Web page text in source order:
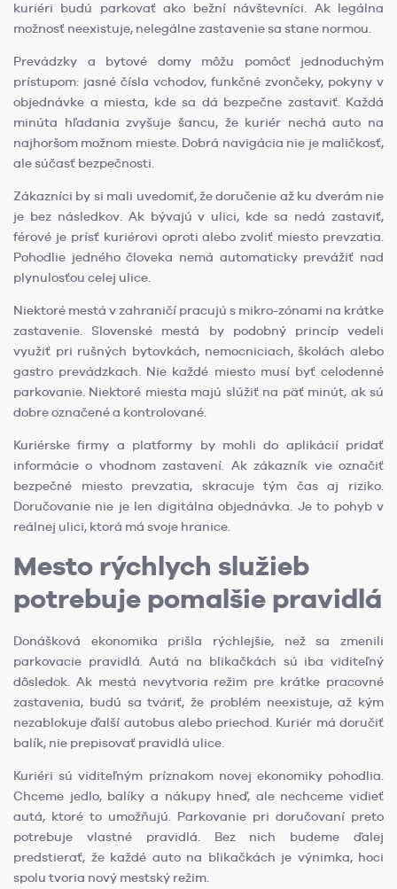
kuriéri budú parkovať ako bežní návštevníci. Ak legálna
možnosť neexistuje, nelegálne zastavenie sa stane normou.
Prevádzky a bytové domy môžu pomôcť jednoduchým
prístupom: jasné čísla vchodov, funkčné zvončeky, pokyny v
objednávke a miesta, kde sa dá bezpečne zastaviť. Každá
minúta hľadania zvyšuje šancu, že kuriér nechá auto na
najhoršom možnom mieste. Dobrá navigácia nie je maličkosť,
ale súčasť bezpečnosti.
Zákazníci by si mali uvedomiť, že doručenie až ku dverám nie
je bez následkov. Ak bývajú v ulici, kde sa nedá zastaviť,
férové je prísť kuriérovi oproti alebo zvoliť miesto prevzatia.
Pohodlie jedného človeka nemá automaticky prevážiť nad
plynulosťou celej ulice.
Niektoré mestá v zahraničí pracujú s mikro-zónami na krátke
zastavenie. Slovenské mestá by podobný princíp vedeli
využiť pri rušných bytovkách, nemocniciach, školách alebo
gastro prevádzkach. Nie každé miesto musí byť celodenné
parkovanie. Niektoré miesta majú slúžiť na päť minút, ak sú
dobre označené a kontrolované.
Kuriérske firmy a platformy by mohli do aplikácií pridať
informácie o vhodnom zastavení. Ak zákazník vie označiť
bezpečné miesto prevzatia, skracuje tým čas aj riziko.
Doručovanie nie je len digitálna objednávka. Je to pohyb v
reálnej ulici, ktorá má svoje hranice.
Mesto rýchlych služieb
potrebuje pomalšie pravidlá
Donášková ekonomika prišla rýchlejšie, než sa zmenili
parkovacie pravidlá. Autá na blikačkách sú iba viditeľný
dôsledok. Ak mestá nevytvoria režim pre krátke pracovné
zastavenia, budú sa tváriť, že problém neexistuje, až kým
nezablokuje ďalší autobus alebo priechod. Kuriér má doručiť
balík, nie prepisovať pravidlá ulice.
Kuriéri sú viditeľným príznakom novej ekonomiky pohodlia.
Chceme jedlo, balíky a nákupy hneď, ale nechceme vidieť
autá, ktoré to umožňujú. Parkovanie pri doručovaní preto
potrebuje vlastné pravidlá. Bez nich budeme ďalej
predstierať, že každé auto na blikačkách je výnimka, hoci
spolu tvoria nový mestský režim.